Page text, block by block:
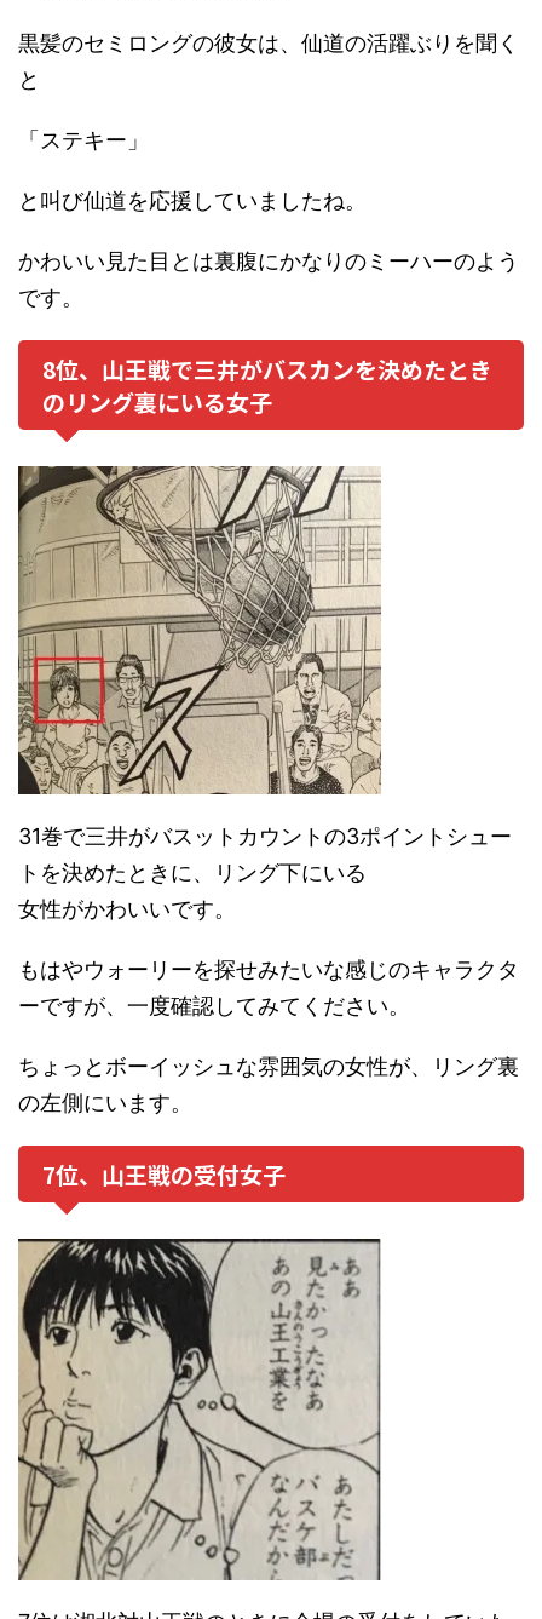
黒髪のセミロングの彼女は、仙道の活躍ぶりを聞く
と
「ステキー」
と叫び仙道を応援していましたね。
かわいい見た目とは裏腹にかなりのミーハーのよう
です。
8位、山王戦で三井がバスカンを決めたとき
のリング裏にいる女子
31巻で三井がバスットカウントの3ポイントシュー
トを決めたときに、リング下にいる
女性がかわいいです。
もはやウォーリーを探せみたいな感じのキャラクタ
ーですが、一度確認してみてください。
ちょっとボーイッシュな雰囲気の女性が、リング裏
の左側にいます。
7位、山王戦の受付女子